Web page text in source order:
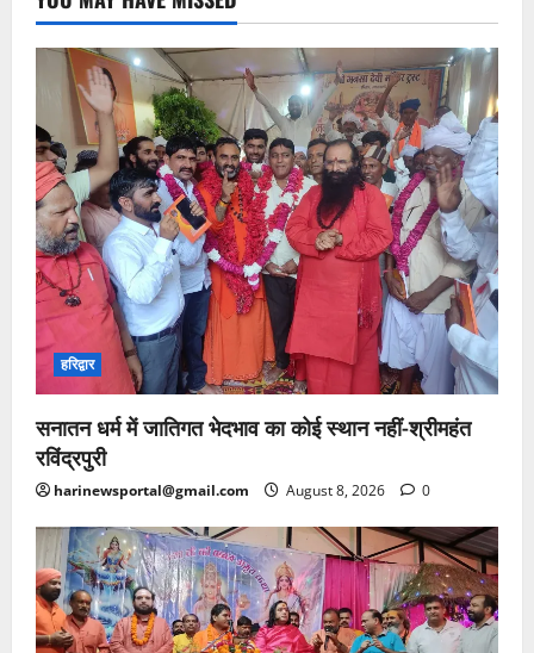
हरिद्वार
सनातन धर्म में जातिगत भेदभाव का कोई स्थान नहीं-श्रीमहंत
रविंद्रपुरी
harinewsportal@gmail.com August 8, 2026 0